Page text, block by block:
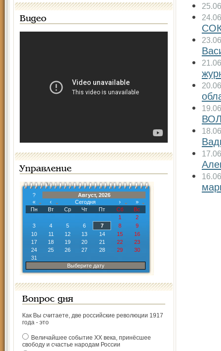
Видео
Управление
?
Август, 2026
«
‹ Сегодня ›
»
Пн
Вт Ср Чт Пт Сб
Вс
1
2
3
4 5 6 7 8
9
10
11 12 13 14 15
16
17
18 19 20 21 22
23
24
25 26 27 28 29
30
31
Выберите дату
Вопрос дня
Как Вы считаете, две российские революции 1917
года - это
Величайшее событие ХХ века, принёсшее
свободу и счастье народам России